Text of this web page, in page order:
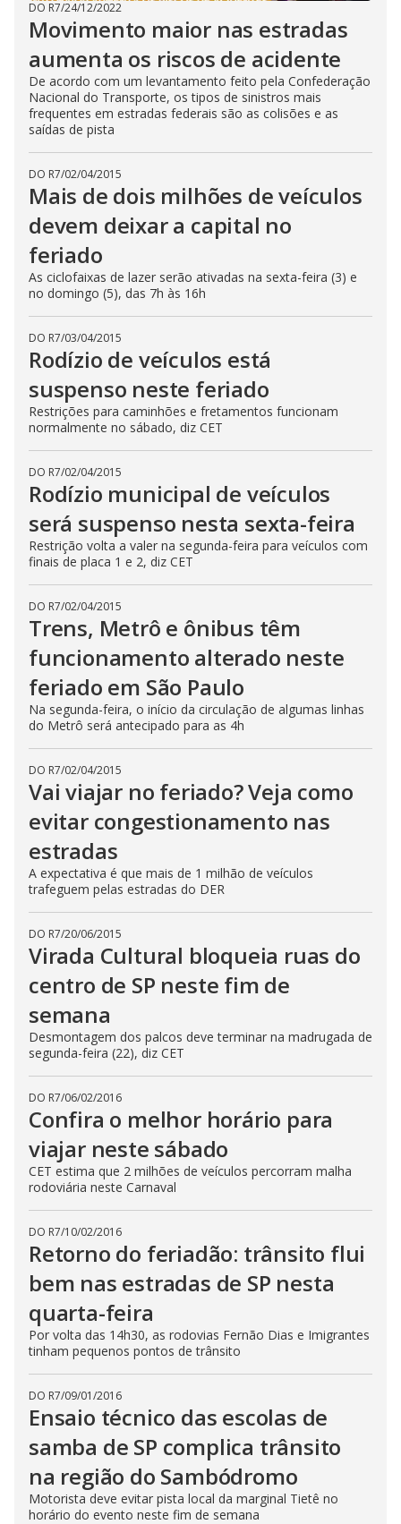
DO R7/24/12/2022
Movimento maior nas estradas
aumenta os riscos de acidente
De acordo com um levantamento feito pela Confederação
Nacional do Transporte, os tipos de sinistros mais
frequentes em estradas federais são as colisões e as
saídas de pista
DO R7/02/04/2015
Mais de dois milhões de veículos
devem deixar a capital no
feriado
As ciclofaixas de lazer serão ativadas na sexta-feira (3) e
no domingo (5), das 7h às 16h
DO R7/03/04/2015
Rodízio de veículos está
suspenso neste feriado
Restrições para caminhões e fretamentos funcionam
normalmente no sábado, diz CET
DO R7/02/04/2015
Rodízio municipal de veículos
será suspenso nesta sexta-feira
Restrição volta a valer na segunda-feira para veículos com
finais de placa 1 e 2, diz CET
DO R7/02/04/2015
Trens, Metrô e ônibus têm
funcionamento alterado neste
feriado em São Paulo
Na segunda-feira, o início da circulação de algumas linhas
do Metrô será antecipado para as 4h
DO R7/02/04/2015
Vai viajar no feriado? Veja como
evitar congestionamento nas
estradas
A expectativa é que mais de 1 milhão de veículos
trafeguem pelas estradas do DER
DO R7/20/06/2015
Virada Cultural bloqueia ruas do
centro de SP neste fim de
semana
Desmontagem dos palcos deve terminar na madrugada de
segunda-feira (22), diz CET
DO R7/06/02/2016
Confira o melhor horário para
viajar neste sábado
CET estima que 2 milhões de veículos percorram malha
rodoviária neste Carnaval
DO R7/10/02/2016
Retorno do feriadão: trânsito flui
bem nas estradas de SP nesta
quarta-feira
Por volta das 14h30, as rodovias Fernão Dias e Imigrantes
tinham pequenos pontos de trânsito
DO R7/09/01/2016
Ensaio técnico das escolas de
samba de SP complica trânsito
na região do Sambódromo
Motorista deve evitar pista local da marginal Tietê no
horário do evento neste fim de semana